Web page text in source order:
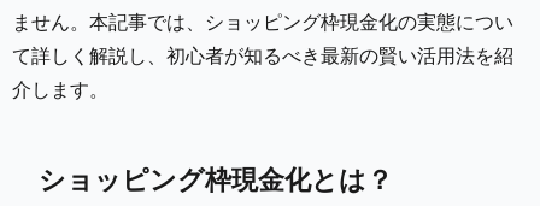
ません。本記事では、ショッピング枠現金化の実態につい
て詳しく解説し、初心者が知るべき最新の賢い活用法を紹
介します。
ショッピング枠現金化とは？